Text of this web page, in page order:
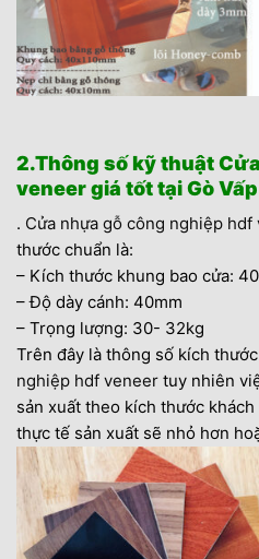
2.Thông số kỹ thuật
veneer giá tốt tại Gò Vấp
. Cửa nhựa gỗ công nghiệp hdf
thước chuẩn là:
– Kích thước khung bao cửa:
– Độ dày cánh: 40mm
– Trọng lượng: 30- 32kg
Trên đây là thông số kích
nghiệp hdf veneer tuy nhiên
sản xuất theo kích thước
thực tế sản xuất sẽ nhỏ hơn